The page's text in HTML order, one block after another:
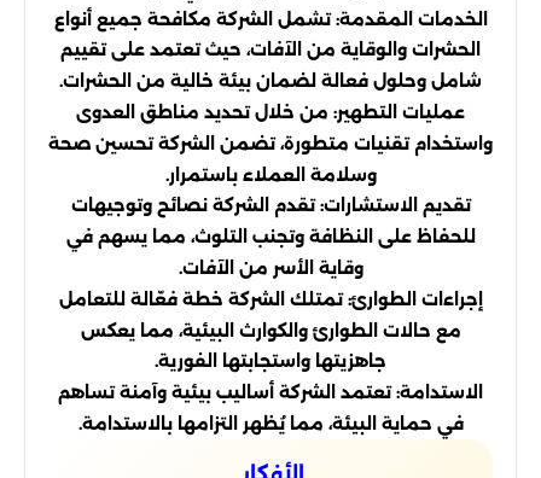
الخدمات المقدمة: تشمل الشركة مكافحة جميع أنواع
الحشرات والوقاية من الآفات، حيث تعتمد على تقييم
شامل وحلول فعالة لضمان بيئة خالية من الحشرات.
عمليات التطهير: من خلال تحديد مناطق العدوى
واستخدام تقنيات متطورة، تضمن الشركة تحسين صحة
وسلامة العملاء باستمرار.
تقديم الاستشارات: تقدم الشركة نصائح وتوجيهات
للحفاظ على النظافة وتجنب التلوث، مما يسهم في
وقاية الأسر من الآفات.
إجراءات الطوارئ: تمتلك الشركة خطة فعّالة للتعامل
مع حالات الطوارئ والكوارث البيئية، مما يعكس
جاهزيتها واستجابتها الفورية.
الاستدامة: تعتمد الشركة أساليب بيئية وآمنة تساهم
في حماية البيئة، مما يُظهر التزامها بالاستدامة.